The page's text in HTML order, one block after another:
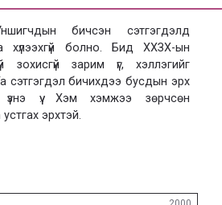
бичсэн сэтгэгдэлд
хүлээхгүй болно. Бид ХХЗХ-ын
зарим үг, хэллэгийг
сэтгэгдэл бичихдээ бусдын эрх
үзнэ үү. Хэм хэмжээ зөрчсөн
эрхтэй.